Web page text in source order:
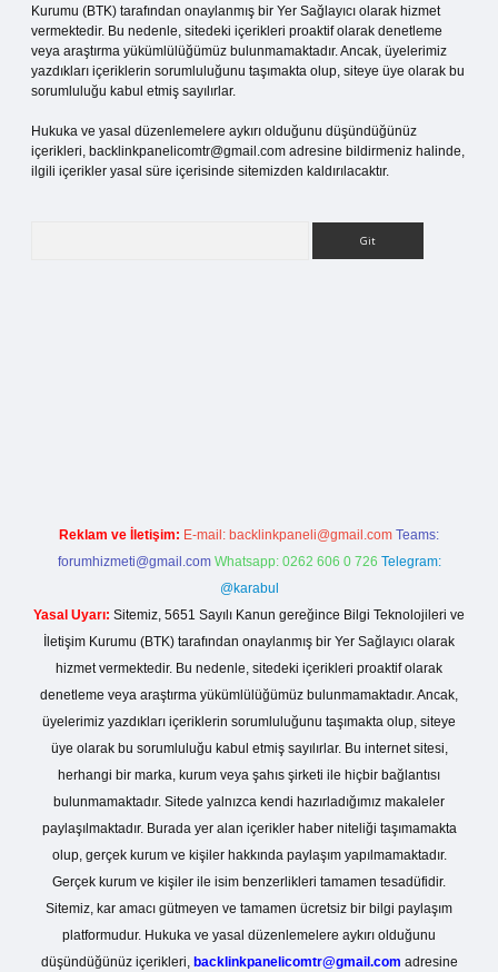
Kurumu (BTK) tarafından onaylanmış bir Yer Sağlayıcı olarak hizmet
vermektedir. Bu nedenle, sitedeki içerikleri proaktif olarak denetleme
veya araştırma yükümlülüğümüz bulunmamaktadır. Ancak, üyelerimiz
yazdıkları içeriklerin sorumluluğunu taşımakta olup, siteye üye olarak bu
sorumluluğu kabul etmiş sayılırlar.
Hukuka ve yasal düzenlemelere aykırı olduğunu düşündüğünüz
içerikleri, backlinkpanelicomtr@gmail.com adresine bildirmeniz halinde,
ilgili içerikler yasal süre içerisinde sitemizden kaldırılacaktır.
Reklam ve İletişim: E-mail: backlinkpaneli@gmail.com Teams:
forumhizmeti@gmail.com Whatsapp: 0262 606 0 726 Telegram:
@karabul
Yasal Uyarı: Sitemiz, 5651 Sayılı Kanun gereğince Bilgi Teknolojileri ve
İletişim Kurumu (BTK) tarafından onaylanmış bir Yer Sağlayıcı olarak
hizmet vermektedir. Bu nedenle, sitedeki içerikleri proaktif olarak
denetleme veya araştırma yükümlülüğümüz bulunmamaktadır. Ancak,
üyelerimiz yazdıkları içeriklerin sorumluluğunu taşımakta olup, siteye
üye olarak bu sorumluluğu kabul etmiş sayılırlar. Bu internet sitesi,
herhangi bir marka, kurum veya şahıs şirketi ile hiçbir bağlantısı
bulunmamaktadır. Sitede yalnızca kendi hazırladığımız makaleler
paylaşılmaktadır. Burada yer alan içerikler haber niteliği taşımamakta
olup, gerçek kurum ve kişiler hakkında paylaşım yapılmamaktadır.
Gerçek kurum ve kişiler ile isim benzerlikleri tamamen tesadüfidir.
Sitemiz, kar amacı gütmeyen ve tamamen ücretsiz bir bilgi paylaşım
platformudur. Hukuka ve yasal düzenlemelere aykırı olduğunu
düşündüğünüz içerikleri, backlinkpanelicomtr@gmail.com adresine